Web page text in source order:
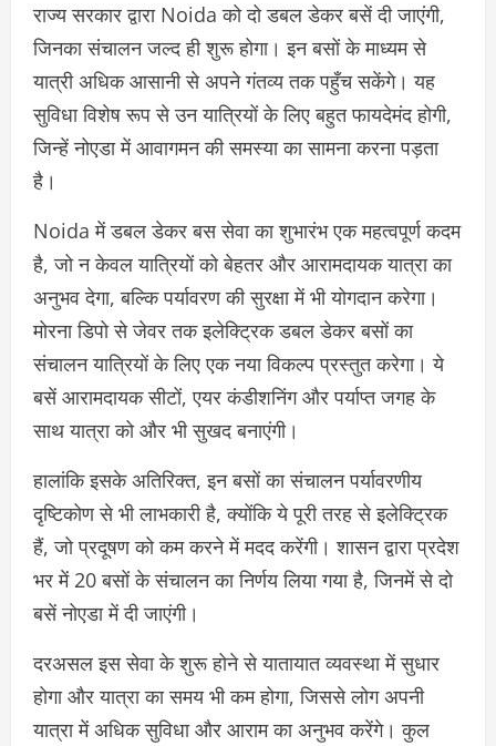
राज्य सरकार द्वारा Noida को दो डबल डेकर बसें दी जाएंगी,
जिनका संचालन जल्द ही शुरू होगा। इन बसों के माध्यम से
यात्री अधिक आसानी से अपने गंतव्य तक पहुँच सकेंगे। यह
सुविधा विशेष रूप से उन यात्रियों के लिए बहुत फायदेमंद होगी,
जिन्हें नोएडा में आवागमन की समस्या का सामना करना पड़ता
है।
Noida में डबल डेकर बस सेवा का शुभारंभ एक महत्वपूर्ण कदम
है, जो न केवल यात्रियों को बेहतर और आरामदायक यात्रा का
अनुभव देगा, बल्कि पर्यावरण की सुरक्षा में भी योगदान करेगा।
मोरना डिपो से जेवर तक इलेक्ट्रिक डबल डेकर बसों का
संचालन यात्रियों के लिए एक नया विकल्प प्रस्तुत करेगा। ये
बसें आरामदायक सीटों, एयर कंडीशनिंग और पर्याप्त जगह के
साथ यात्रा को और भी सुखद बनाएंगी।
हालांकि इसके अतिरिक्त, इन बसों का संचालन पर्यावरणीय
दृष्टिकोण से भी लाभकारी है, क्योंकि ये पूरी तरह से इलेक्ट्रिक
हैं, जो प्रदूषण को कम करने में मदद करेंगी। शासन द्वारा प्रदेश
भर में 20 बसों के संचालन का निर्णय लिया गया है, जिनमें से दो
बसें नोएडा में दी जाएंगी।
दरअसल इस सेवा के शुरू होने से यातायात व्यवस्था में सुधार
होगा और यात्रा का समय भी कम होगा, जिससे लोग अपनी
यात्रा में अधिक सुविधा और आराम का अनुभव करेंगे। कुल